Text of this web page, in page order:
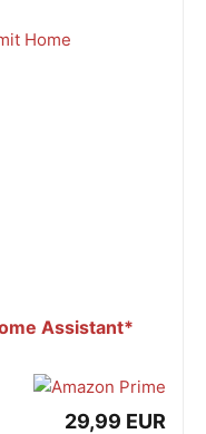
Assistant*
29,99 EUR